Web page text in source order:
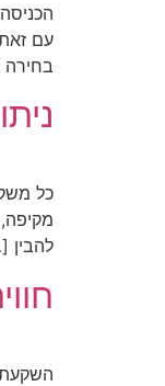
עם
בחירה
כל
להבין
השקעת